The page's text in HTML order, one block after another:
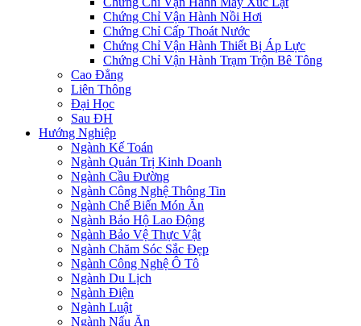
Chứng Chỉ Vận Hành Nồi Hơi
Chứng Chỉ Cấp Thoát Nước
Chứng Chỉ Vận Hành Thiết Bị Áp Lực
Chứng Chỉ Vận Hành Trạm Trộn Bê Tông
Cao Đẳng
Liên Thông
Đại Học
Sau ĐH
Hướng Nghiệp
Ngành Kế Toán
Ngành Quản Trị Kinh Doanh
Ngành Cầu Đường
Ngành Công Nghệ Thông Tin
Ngành Chế Biến Món Ăn
Ngành Bảo Hộ Lao Động
Ngành Bảo Vệ Thực Vật
Ngành Chăm Sóc Sắc Đẹp
Ngành Công Nghệ Ô Tô
Ngành Du Lịch
Ngành Điện
Ngành Luật
Ngành Nấu Ăn